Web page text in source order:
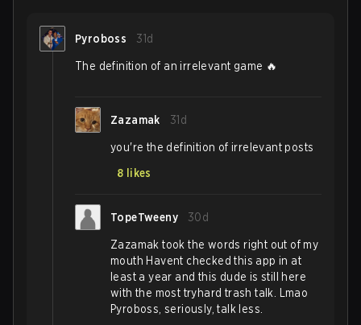
Pyroboss 31d
The definition of an irrelevant game 🔥
Zazamak 31d
you're the definition of irrelevant posts
8 likes
TopeTweeny 30d
Zazamak took the words right out of my
mouth Havent checked this app in at
least a year and this dude is still here
with the most tryhard trash talk. Lmao
Pyroboss, seriously, talk less.